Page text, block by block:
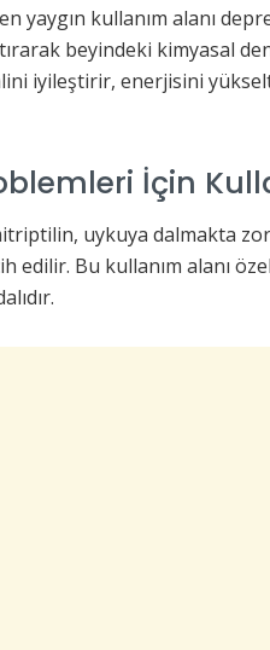
yaygın kullanım alanı
beyindeki kimyasal
iyileştirir, enerjisini
İçin
uykuya dalmakta
edilir. Bu kullanım alanı